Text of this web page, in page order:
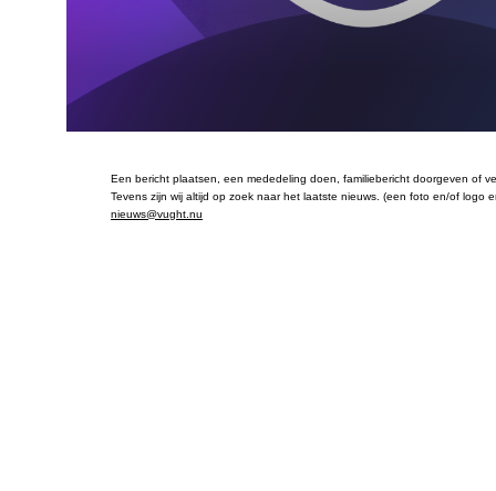
Een bericht plaatsen, een mededeling doen, familiebericht doorgeven of
Tevens zijn wij altijd op zoek naar het laatste nieuws. (een foto en/of logo
nieuws@vught.nu